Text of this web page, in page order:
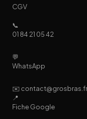
CGV
📞
01 84 21 05 42
💬
WhatsApp
✉️ contact@grosbras.fr
📍
Fiche Google